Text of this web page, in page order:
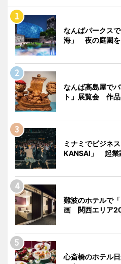
なんばパークス
海」 夜の庭園を
なんば高島屋で
ト」展覧会 作
ミナミでビジネ
KANSAI」 起業
難波のホテルで
画 関西エリア
心斎橋のホテル